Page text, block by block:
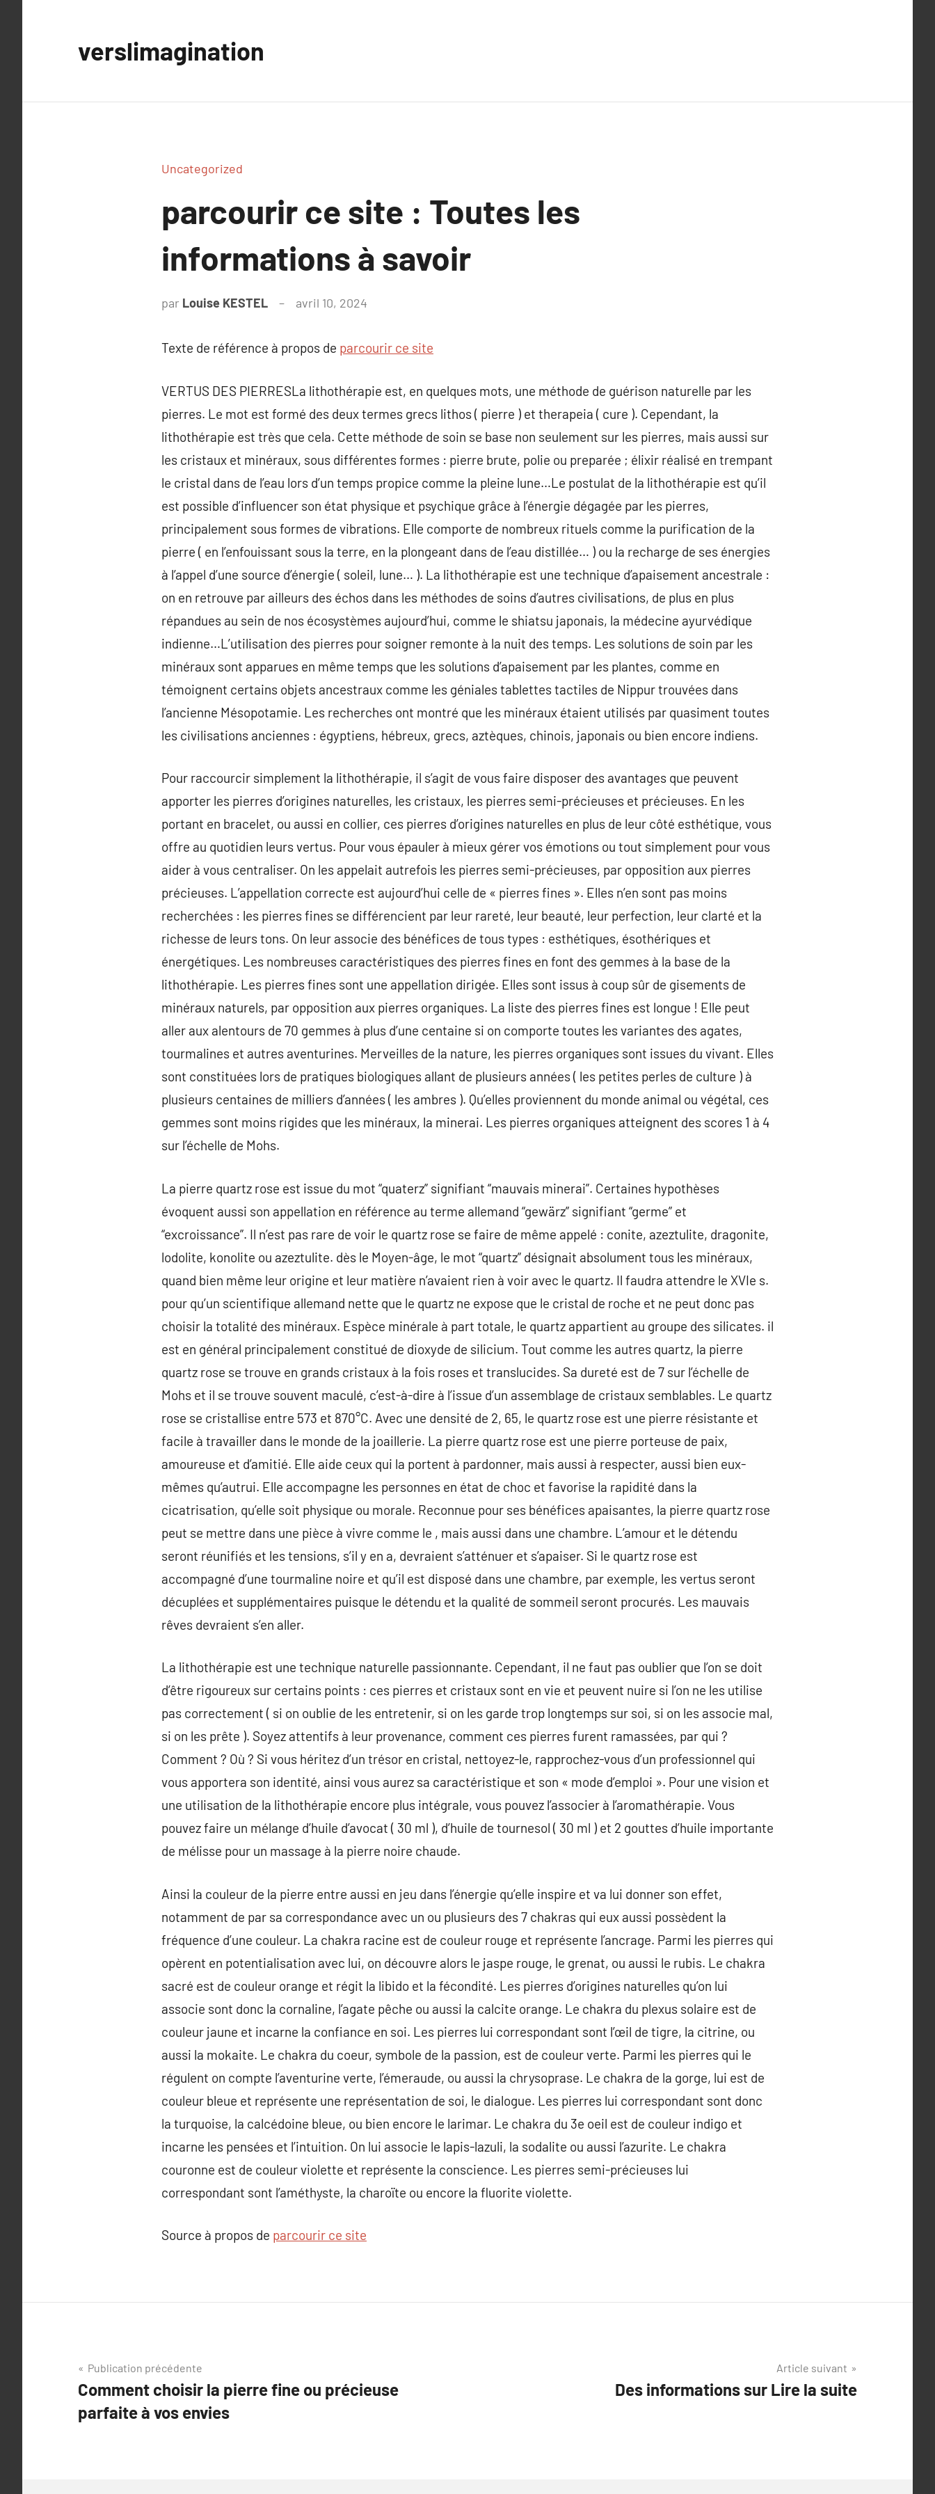
verslimagination
Uncategorized
parcourir ce site : Toutes les
informations à savoir
par Louise KESTEL avril 10, 2024
Texte de référence à propos de parcourir ce site
VERTUS DES PIERRESLa lithothérapie est, en quelques mots, une méthode de guérison naturelle par les
pierres. Le mot est formé des deux termes grecs lithos ( pierre ) et therapeia ( cure ). Cependant, la
lithothérapie est très que cela. Cette méthode de soin se base non seulement sur les pierres, mais aussi sur
les cristaux et minéraux, sous différentes formes : pierre brute, polie ou preparée ; élixir réalisé en trempant
le cristal dans de l’eau lors d’un temps propice comme la pleine lune…Le postulat de la lithothérapie est qu’il
est possible d’influencer son état physique et psychique grâce à l’énergie dégagée par les pierres,
principalement sous formes de vibrations. Elle comporte de nombreux rituels comme la purification de la
pierre ( en l’enfouissant sous la terre, en la plongeant dans de l’eau distillée… ) ou la recharge de ses énergies
à l’appel d’une source d’énergie ( soleil, lune… ). La lithothérapie est une technique d’apaisement ancestrale :
on en retrouve par ailleurs des échos dans les méthodes de soins d’autres civilisations, de plus en plus
répandues au sein de nos écosystèmes aujourd’hui, comme le shiatsu japonais, la médecine ayurvédique
indienne…L’utilisation des pierres pour soigner remonte à la nuit des temps. Les solutions de soin par les
minéraux sont apparues en même temps que les solutions d’apaisement par les plantes, comme en
témoignent certains objets ancestraux comme les géniales tablettes tactiles de Nippur trouvées dans
l’ancienne Mésopotamie. Les recherches ont montré que les minéraux étaient utilisés par quasiment toutes
les civilisations anciennes : égyptiens, hébreux, grecs, aztèques, chinois, japonais ou bien encore indiens.
Pour raccourcir simplement la lithothérapie, il s’agit de vous faire disposer des avantages que peuvent
apporter les pierres d’origines naturelles, les cristaux, les pierres semi-précieuses et précieuses. En les
portant en bracelet, ou aussi en collier, ces pierres d’origines naturelles en plus de leur côté esthétique, vous
offre au quotidien leurs vertus. Pour vous épauler à mieux gérer vos émotions ou tout simplement pour vous
aider à vous centraliser. On les appelait autrefois les pierres semi-précieuses, par opposition aux pierres
précieuses. L’appellation correcte est aujourd’hui celle de « pierres fines ». Elles n’en sont pas moins
recherchées : les pierres fines se différencient par leur rareté, leur beauté, leur perfection, leur clarté et la
richesse de leurs tons. On leur associe des bénéfices de tous types : esthétiques, ésothériques et
énergétiques. Les nombreuses caractéristiques des pierres fines en font des gemmes à la base de la
lithothérapie. Les pierres fines sont une appellation dirigée. Elles sont issus à coup sûr de gisements de
minéraux naturels, par opposition aux pierres organiques. La liste des pierres fines est longue ! Elle peut
aller aux alentours de 70 gemmes à plus d’une centaine si on comporte toutes les variantes des agates,
tourmalines et autres aventurines. Merveilles de la nature, les pierres organiques sont issues du vivant. Elles
sont constituées lors de pratiques biologiques allant de plusieurs années ( les petites perles de culture ) à
plusieurs centaines de milliers d’années ( les ambres ). Qu’elles proviennent du monde animal ou végétal, ces
gemmes sont moins rigides que les minéraux, la minerai. Les pierres organiques atteignent des scores 1 à 4
sur l’échelle de Mohs.
La pierre quartz rose est issue du mot “quaterz” signifiant “mauvais minerai”. Certaines hypothèses
évoquent aussi son appellation en référence au terme allemand “gewärz” signifiant “germe” et
“excroissance”. Il n’est pas rare de voir le quartz rose se faire de même appelé : conite, azeztulite, dragonite,
lodolite, konolite ou azeztulite. dès le Moyen-âge, le mot “quartz” désignait absolument tous les minéraux,
quand bien même leur origine et leur matière n’avaient rien à voir avec le quartz. Il faudra attendre le XVIe s.
pour qu’un scientifique allemand nette que le quartz ne expose que le cristal de roche et ne peut donc pas
choisir la totalité des minéraux. Espèce minérale à part totale, le quartz appartient au groupe des silicates. il
est en général principalement constitué de dioxyde de silicium. Tout comme les autres quartz, la pierre
quartz rose se trouve en grands cristaux à la fois roses et translucides. Sa dureté est de 7 sur l’échelle de
Mohs et il se trouve souvent maculé, c’est-à-dire à l’issue d’un assemblage de cristaux semblables. Le quartz
rose se cristallise entre 573 et 870°C. Avec une densité de 2, 65, le quartz rose est une pierre résistante et
facile à travailler dans le monde de la joaillerie. La pierre quartz rose est une pierre porteuse de paix,
amoureuse et d’amitié. Elle aide ceux qui la portent à pardonner, mais aussi à respecter, aussi bien eux-
mêmes qu’autrui. Elle accompagne les personnes en état de choc et favorise la rapidité dans la
cicatrisation, qu’elle soit physique ou morale. Reconnue pour ses bénéfices apaisantes, la pierre quartz rose
peut se mettre dans une pièce à vivre comme le , mais aussi dans une chambre. L’amour et le détendu
seront réunifiés et les tensions, s’il y en a, devraient s’atténuer et s’apaiser. Si le quartz rose est
accompagné d’une tourmaline noire et qu’il est disposé dans une chambre, par exemple, les vertus seront
décuplées et supplémentaires puisque le détendu et la qualité de sommeil seront procurés. Les mauvais
rêves devraient s’en aller.
La lithothérapie est une technique naturelle passionnante. Cependant, il ne faut pas oublier que l’on se doit
d’être rigoureux sur certains points : ces pierres et cristaux sont en vie et peuvent nuire si l’on ne les utilise
pas correctement ( si on oublie de les entretenir, si on les garde trop longtemps sur soi, si on les associe mal,
si on les prête ). Soyez attentifs à leur provenance, comment ces pierres furent ramassées, par qui ?
Comment ? Où ? Si vous héritez d’un trésor en cristal, nettoyez-le, rapprochez-vous d’un professionnel qui
vous apportera son identité, ainsi vous aurez sa caractéristique et son « mode d’emploi ». Pour une vision et
une utilisation de la lithothérapie encore plus intégrale, vous pouvez l’associer à l’aromathérapie. Vous
pouvez faire un mélange d’huile d’avocat ( 30 ml ), d’huile de tournesol ( 30 ml ) et 2 gouttes d’huile importante
de mélisse pour un massage à la pierre noire chaude.
Ainsi la couleur de la pierre entre aussi en jeu dans l’énergie qu’elle inspire et va lui donner son effet,
notamment de par sa correspondance avec un ou plusieurs des 7 chakras qui eux aussi possèdent la
fréquence d’une couleur. La chakra racine est de couleur rouge et représente l’ancrage. Parmi les pierres qui
opèrent en potentialisation avec lui, on découvre alors le jaspe rouge, le grenat, ou aussi le rubis. Le chakra
sacré est de couleur orange et régit la libido et la fécondité. Les pierres d’origines naturelles qu’on lui
associe sont donc la cornaline, l’agate pêche ou aussi la calcite orange. Le chakra du plexus solaire est de
couleur jaune et incarne la confiance en soi. Les pierres lui correspondant sont l’œil de tigre, la citrine, ou
aussi la mokaite. Le chakra du coeur, symbole de la passion, est de couleur verte. Parmi les pierres qui le
régulent on compte l’aventurine verte, l’émeraude, ou aussi la chrysoprase. Le chakra de la gorge, lui est de
couleur bleue et représente une représentation de soi, le dialogue. Les pierres lui correspondant sont donc
la turquoise, la calcédoine bleue, ou bien encore le larimar. Le chakra du 3e oeil est de couleur indigo et
incarne les pensées et l’intuition. On lui associe le lapis-lazuli, la sodalite ou aussi l’azurite. Le chakra
couronne est de couleur violette et représente la conscience. Les pierres semi-précieuses lui
correspondant sont l’améthyste, la charoïte ou encore la fluorite violette.
Source à propos de parcourir ce site
Navigation
de
l’article
Publication précédente
Comment choisir la pierre fine ou précieuse
parfaite à vos envies
Article suivant
Des informations sur Lire la suite